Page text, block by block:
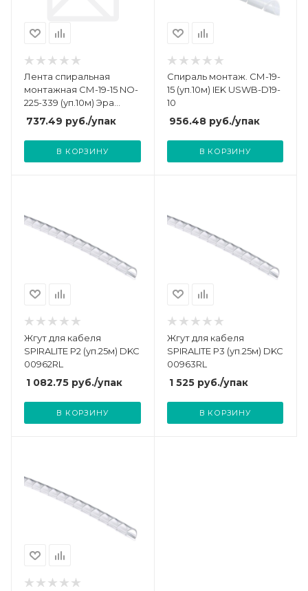
Лента спиральная
монтажная СМ-19-15 NO-
225-339 (уп.10м) Эра
Б0066714
737.49 руб./упак
В КОРЗИНУ
Спираль монтаж. СМ-19-
15 (уп.10м) IEK USWB-D19-
10
956.48руб./упак
В КОРЗИНУ
Жгут для кабеля
SPIRALITE P2 (уп.25м) DKC
00962RL
1 082.75 руб./упак
В КОРЗИНУ
Жгут для кабеля
SPIRALITE P3 (уп.25м) DKC
00963RL
1 525руб./упак
В КОРЗИНУ